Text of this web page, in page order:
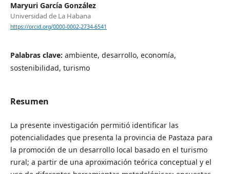
Maryuri García González
Universidad de La Habana
https://orcid.org/0000-0002-2734-6541
Palabras clave: ambiente, desarrollo, economía,
sostenibilidad, turismo
Resumen
La presente investigación permitió identificar las
potencialidades que presenta la provincia de Pastaza para
la promoción de un desarrollo local basado en el turismo
rural; a partir de una aproximación teórica conceptual y el